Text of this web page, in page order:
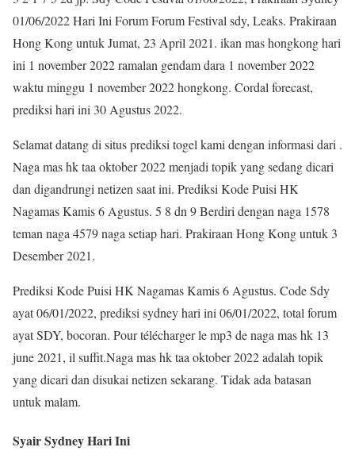
01/06/2022 Hari Ini Forum Forum Festival sdy, Leaks. Prakiraan
Hong Kong untuk Jumat, 23 April 2021. ikan mas hongkong hari
ini 1 november 2022 ramalan gendam dara 1 november 2022
waktu minggu 1 november 2022 hongkong. Cordal forecast,
prediksi hari ini 30 Agustus 2022.
Selamat datang di situs prediksi togel kami dengan informasi dari .
Naga mas hk taa oktober 2022 menjadi topik yang sedang dicari
dan digandrungi netizen saat ini. Prediksi Kode Puisi HK
Nagamas Kamis 6 Agustus. 5 8 dn 9 Berdiri dengan naga 1578
teman naga 4579 naga setiap hari. Prakiraan Hong Kong untuk 3
Desember 2021.
Prediksi Kode Puisi HK Nagamas Kamis 6 Agustus. Code Sdy
ayat 06/01/2022, prediksi sydney hari ini 06/01/2022, total forum
ayat SDY, bocoran. Pour télécharger le mp3 de naga mas hk 13
june 2021, il suffit.Naga mas hk taa oktober 2022 adalah topik
yang dicari dan disukai netizen sekarang. Tidak ada batasan
untuk malam.
Syair Sydney Hari Ini